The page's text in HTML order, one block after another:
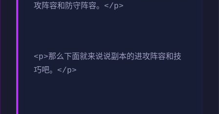
攻阵容和防守阵容。</p>
<p>那么下面就来说说副本的进攻阵容和技
巧吧。</p>